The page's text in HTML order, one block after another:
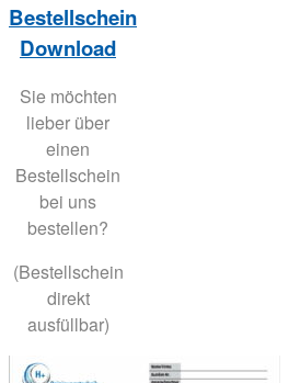
Bestellschein
Download
Sie möchten
lieber über
einen
Bestellschein
bei uns
bestellen?
(Bestellschein
direkt
ausfüllbar)